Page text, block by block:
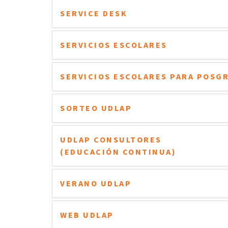
SERVICE DESK
SERVICIOS ESCOLARES
SERVICIOS ESCOLARES PARA
SORTEO UDLAP
UDLAP CONSULTORES
(EDUCACIÓN CONTINUA)
VERANO UDLAP
WEB UDLAP